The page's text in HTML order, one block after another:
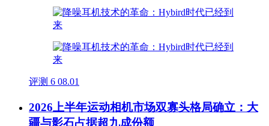
评测 6 08.01
2026上半年运动相机市场双寡头格局确立：大
疆与影石占据超九成份额